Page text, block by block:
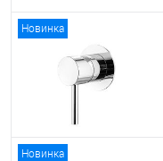
Новинка
Новинка